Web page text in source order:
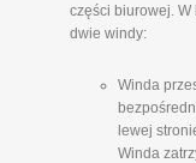
części biurowej.
dwie windy:
Winda
lewej
Winda